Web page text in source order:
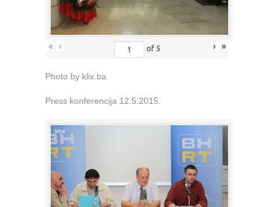
« ‹ of 5 › »
Photo by klix.ba
Press konferencija 12.5.2015.